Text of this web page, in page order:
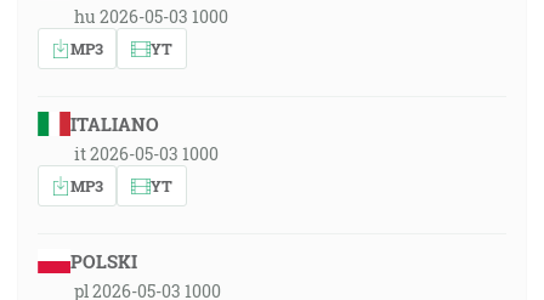
hu 2026-05-03 1000
MP3 YT
ITALIANO
it 2026-05-03 1000
MP3 YT
POLSKI
pl 2026-05-03 1000